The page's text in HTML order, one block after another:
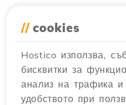
// cookies
Hostico използва,
бисквитки за
анализ на трафика
удобството при